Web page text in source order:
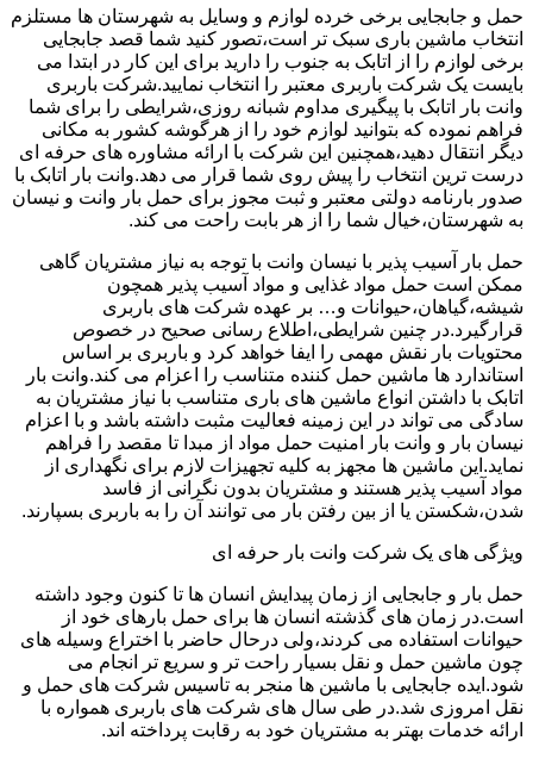
حمل و جابجایی برخی خرده لوازم و وسایل به شهرستان ها مستلزم
انتخاب ماشین باری سبک تر است،تصور کنید شما قصد جابجایی
برخی لوازم را از اتابک به جنوب را دارید برای این کار در ابتدا می
بایست یک شرکت باربری معتبر را انتخاب نمایید.شرکت باربری
وانت بار اتابک با پیگیری مداوم شبانه روزی،شرایطی را برای شما
فراهم نموده که بتوانید لوازم خود را از هرگوشه کشور به مکانی
دیگر انتقال دهید،همچنین این شرکت با ارائه مشاوره های حرفه ای
درست ترین انتخاب را پیش روی شما قرار می دهد.وانت بار اتابک با
صدور بارنامه دولتی معتبر و ثبت مجوز برای حمل بار وانت و نیسان
به شهرستان،خیال شما را از هر بابت راحت می کند.
حمل بار آسیب پذیر با نیسان وانت با توجه به نیاز مشتریان گاهی
ممکن است حمل مواد غذایی و مواد آسیب پذیر همچون
شیشه،گیاهان،حیوانات و… بر عهده شرکت های باربری
قرارگیرد.در چنین شرایطی،اطلاع رسانی صحیح در خصوص
محتویات بار نقش مهمی را ایفا خواهد کرد و باربری بر اساس
استاندارد ها ماشین حمل کننده متناسب را اعزام می کند.وانت بار
اتابک با داشتن انواع ماشین های باری متناسب با نیاز مشتریان به
سادگی می تواند در این زمینه فعالیت مثبت داشته باشد و با اعزام
نیسان بار و وانت بار امنیت حمل مواد از مبدا تا مقصد را فراهم
نماید.این ماشین ها مجهز به کلیه تجهیزات لازم برای نگهداری از
مواد آسیب پذیر هستند و مشتریان بدون نگرانی از فاسد
شدن،شکستن یا از بین رفتن بار می توانند آن را به باربری بسپارند.
ویژگی های یک شرکت وانت بار حرفه ای
حمل بار و جابجایی از زمان پیدایش انسان ها تا کنون وجود داشته
است.در زمان های گذشته انسان ها برای حمل بارهای خود از
حیوانات استفاده می کردند،ولی درحال حاضر با اختراع وسیله های
چون ماشین حمل و نقل بسیار راحت تر و سریع تر انجام می
شود.ایده جابجایی با ماشین ها منجر به تاسیس شرکت های حمل و
نقل امروزی شد.در طی سال های شرکت های باربری همواره با
ارائه خدمات بهتر به مشتریان خود به رقابت پرداخته اند.